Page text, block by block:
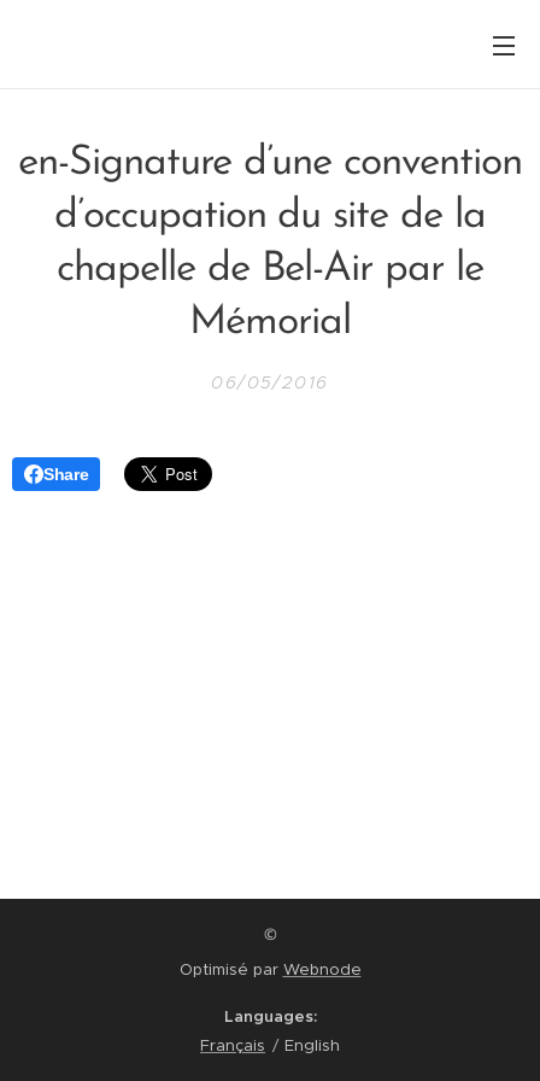
en-Signature d’une convention
d’occupation du site de la
chapelle de Bel-Air par le
Mémorial
06/05/2016
Share
©
Optimisé par Webnode
Languages
Français
English